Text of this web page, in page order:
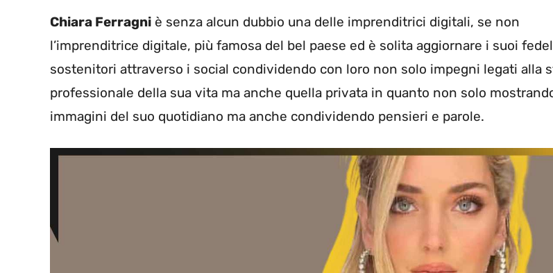
Chiara Ferragni è senza alcun dubbio una delle imprenditrici digitali, se non
l’imprenditrice digitale, più famosa del bel paese ed è solita aggiornare i suoi
sostenitori attraverso i social condividendo con loro non solo impegni legati alla
professionale della sua vita ma anche quella privata in quanto non solo
immagini del suo quotidiano ma anche condividendo pensieri e parole.